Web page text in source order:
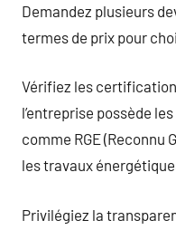
Demandez plusieurs
termes de prix pour
Vérifiez les
l’entreprise possède
comme RGE (Reconnu
les travaux
Privilégiez la